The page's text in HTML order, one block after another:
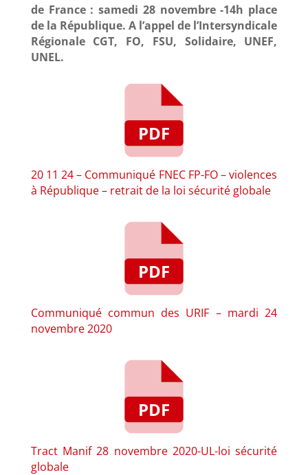
de France : samedi 28 novembre -14h place
de la République. A l’appel de l’Intersyndicale
Régionale CGT, FO, FSU, Solidaire, UNEF,
UNEL.
20 11 24 – Communiqué FNEC FP-FO – violences
à République – retrait de la loi sécurité globale
Communiqué commun des URIF – mardi 24
novembre 2020
Tract Manif 28 novembre 2020-UL-loi sécurité
globale